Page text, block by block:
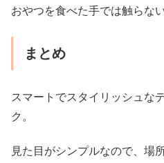
おやつを食べた手では触らな
まとめ
スマートでスタイリッシュな
ク。
見た目がシンプルなので、場